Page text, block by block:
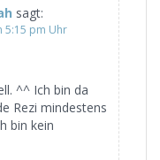
sagt:
5:15 pm Uhr
^^ Ich bin da
Rezi mindestens
bin kein